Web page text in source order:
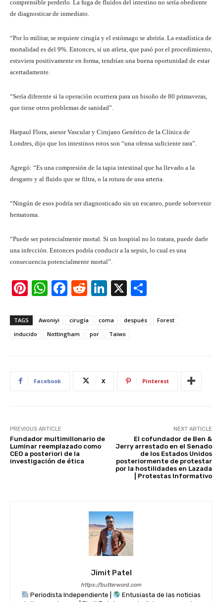
comprensible perderlo. La fuga de fluidos del intestino no sería obediente
de diagnosticar de inmediato.
“Por lo militar, se requiere cirugía y el estómago se abriría. La estadística de
mortalidad es del 9%. Entonces, si un atleta, que pasó por el procedimiento,
estuviera positivamente en forma, tendrían una buena oportunidad de estar
acertadamente.
“Sería diferente si la operación ocurriera para un bisoño de 80 primaveras,
que tiene otros problemas de sanidad”.
Harpaul Flora, asesor Vascular y Cirujano Genérico de la Clínica de
Londres, dijo que los intestinos rotos son “una ofensa suficiente rara”.
Agregó: “Es una compresión de la tapia intestinal que ha llevado a la
desgarro y al fluido que se filtra, o la rotura de una arteria.
“Ningún de esos podría ser diagnosticado sin un escaneo, puede sobrevenir
hematoma.
“Puede ser potencialmente mortal. Si un hospital no lo tratara, puede darle
una infección. Entonces podría conducir a la sepsis, lo cual es una
consecuencia potencialmente mortal”.
Pi
er
e
W
at
s
p
F
c
e
R
d
di
Li
k
e
X
ar
TAGS Awoniyi cirugía coma después
Forest
inducido
Nottingham por Taiwo
Facebook X Pinterest
PREVIOUS ARTICLE
Fundador multimillonario de
Luminar reemplazado como
CEO a posteriori de la
investigación de ética
NEXT ARTICLE
El cofundador de Ben &
Jerry arrestado en el Senado
de los Estados Unidos
posteriormente de protestar
por la hostilidades en Lazada
| Protestas Informativo
Jimit Patel
https://butterword.com
Periodista Independiente |
Entusiasta de las noticias